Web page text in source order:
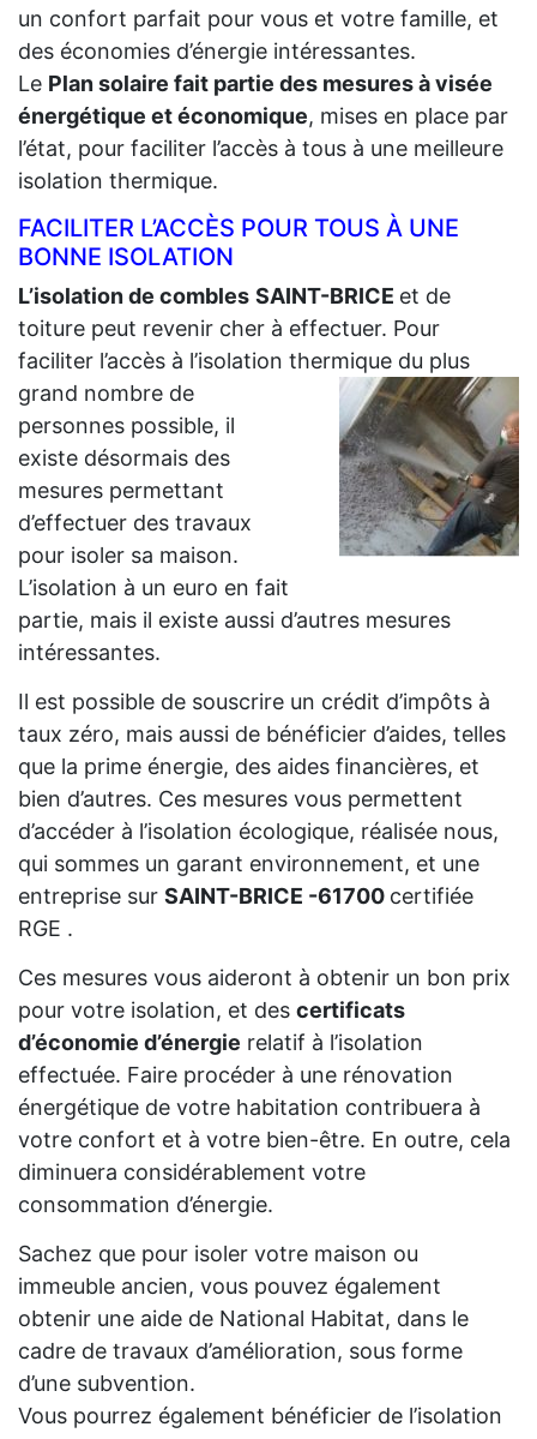
un confort parfait pour vous et votre famille, et
des économies d’énergie intéressantes.
Le Plan solaire fait partie des mesures à visée
énergétique et économique, mises en place par
l’état, pour faciliter l’accès à tous à une meilleure
isolation thermique.
FACILITER L’ACCÈS POUR TOUS À UNE
BONNE ISOLATION
L’isolation de combles SAINT-BRICE et de
toiture peut revenir cher à effectuer. Pour
faciliter l’accès à l’isolation thermique du plus
grand nombre de
personnes possible, il
existe désormais des
mesures permettant
d’effectuer des travaux
pour isoler sa maison.
L’isolation à un euro en fait
partie, mais il existe aussi d’autres mesures
intéressantes.
Il est possible de souscrire un crédit d’impôts à
taux zéro, mais aussi de bénéficier d’aides, telles
que la prime énergie, des aides financières, et
bien d’autres. Ces mesures vous permettent
d’accéder à l’isolation écologique, réalisée nous,
qui sommes un garant environnement, et une
entreprise sur SAINT-BRICE -61700 certifiée
RGE .
Ces mesures vous aideront à obtenir un bon prix
pour votre isolation, et des certificats
d’économie d’énergie relatif à l’isolation
effectuée. Faire procéder à une rénovation
énergétique de votre habitation contribuera à
votre confort et à votre bien-être. En outre, cela
diminuera considérablement votre
consommation d’énergie.
Sachez que pour isoler votre maison ou
immeuble ancien, vous pouvez également
obtenir une aide de National Habitat, dans le
cadre de travaux d’amélioration, sous forme
d’une subvention.
Vous pourrez également bénéficier de l’isolation